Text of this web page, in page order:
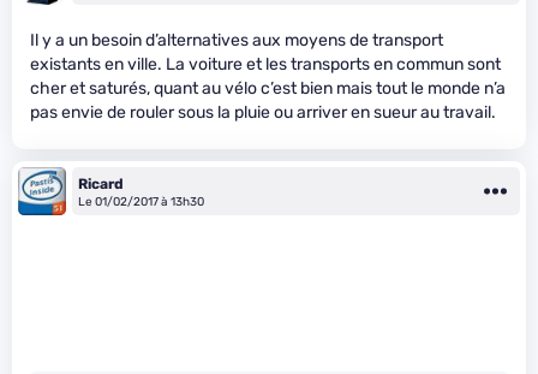
Il y a un besoin d’alternatives aux moyens de transport
existants en ville. La voiture et les transports en commun sont
cher et saturés, quant au vélo c’est bien mais tout le monde n’a
pas envie de rouler sous la pluie ou arriver en sueur au travail.
Ricard
Le 01/02/2017 à 13h30